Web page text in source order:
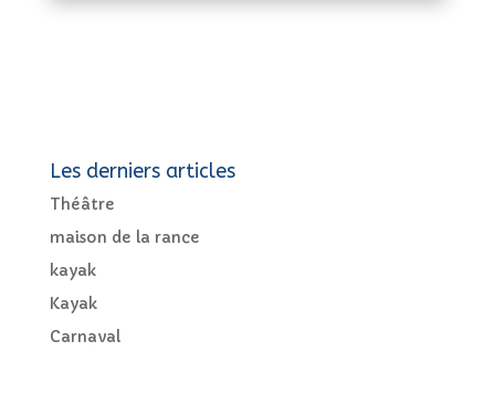
Les derniers articles
Théâtre
maison de la rance
kayak
Kayak
Carnaval